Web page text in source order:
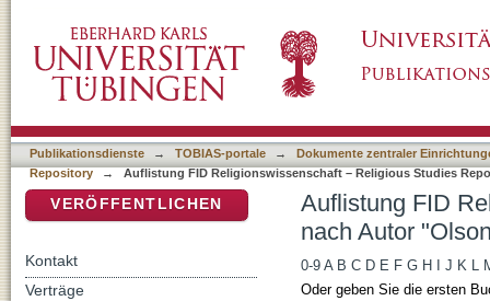
Publikationsdienste → TOBIAS-portale →
Dokumente zentraler
Repository
→ Auflistung FID Religionswissenschaft – Religious Studies
Auflistung FID
nach Autor
0-9 A B C D E F G H J K L
Oder geben Sie die ersten
VERÖFFENTLICHEN
Kontakt
Verträge